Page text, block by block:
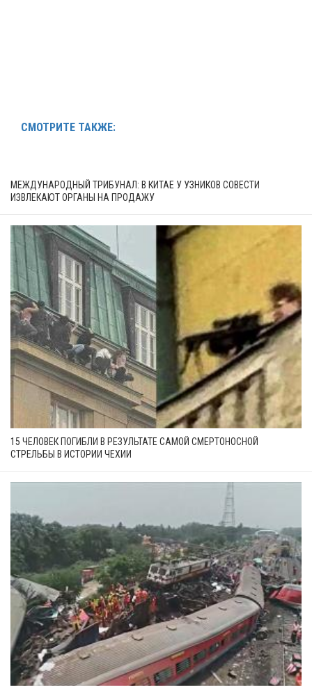
СМОТРИТЕ ТАКЖЕ:
МЕЖДУНАРОДНЫЙ ТРИБУНАЛ: В КИТАЕ У УЗНИКОВ СОВЕСТИ
ИЗВЛЕКАЮТ ОРГАНЫ НА ПРОДАЖУ
15 ЧЕЛОВЕК ПОГИБЛИ В РЕЗУЛЬТАТЕ САМОЙ СМЕРТОНОСНОЙ
СТРЕЛЬБЫ В ИСТОРИИ ЧЕХИИ